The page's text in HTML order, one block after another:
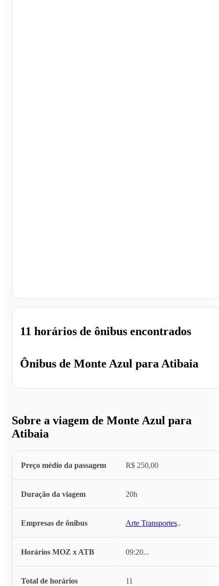
Ônibus de Monte Azul paraAtibaia
11 horários de ônibus encontrados
Sobre a viagem de Monte Azul para
Atibaia
Preço médio da passagem R$ 250,00
Duração da viagem 20h
Empresas de ônibus Arte Transportes...
Horários MOZ x ATB 09:20...
Total de horários 11